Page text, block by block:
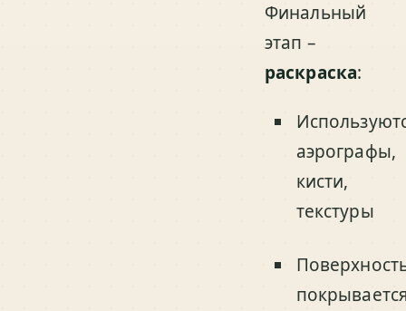
Финальный
этап –
раскраска:
аэрографы,
кисти,
текстуры